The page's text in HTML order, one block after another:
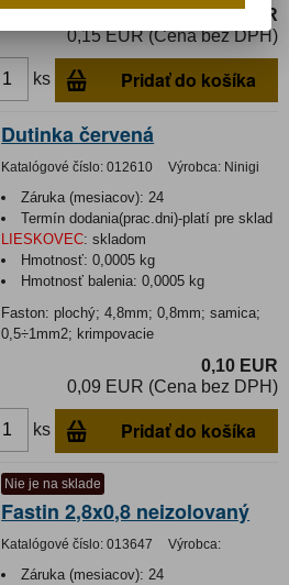
0,18 EUR
0,15 EUR (Cena bez DPH)
ks Pridať do košíka
Dutinka červená
Katalógové číslo: 012610 Výrobca: Ninigi
Záruka (mesiacov): 24
Termín dodania(prac.dni)-platí pre sklad
LIESKOVEC: skladom
Hmotnosť:0,0005 kg
Hmotnosť balenia:0,0005 kg
Faston: plochý; 4,8mm; 0,8mm; samica;
0,5÷1mm2; krimpovacie
0,10 EUR
0,09 EUR (Cena bez DPH)
ks Pridať do košíka
Nie je na sklade
Fastin 2,8x0,8 neizolovaný
Katalógové číslo: 013647 Výrobca:
Záruka (mesiacov): 24